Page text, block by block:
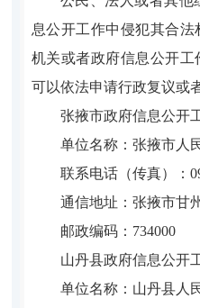
息公开工作中侵犯其合
机关或者政府信息公开
可以依法申请行政复议或
张掖市政府信息公开
单位名称：张掖市人
联系电话（传真）：
通信地址：张掖市甘
邮政编码：734000
山丹县政府信息公开
单位名称：山丹县人